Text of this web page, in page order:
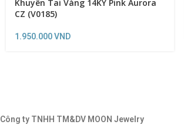
Khuyên Tai Vàng 14KY Pink Aurora
CZ (V0185)
1.950.000VND
Công ty TNHH TM&DV MOON Jewelry